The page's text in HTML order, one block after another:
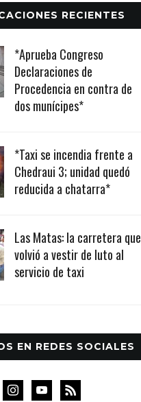
RECIENTES
*Aprueba Congreso
Declaraciones de
Procedencia en contra de
dos munícipes*
*Taxi se incendia frente a
Chedraui 3; unidad quedó
reducida a chatarra*
Las Matas: la carretera que
volvió a vestir de luto al
servicio de taxi
EN REDES SOCIALES
instagramyoutube
rss